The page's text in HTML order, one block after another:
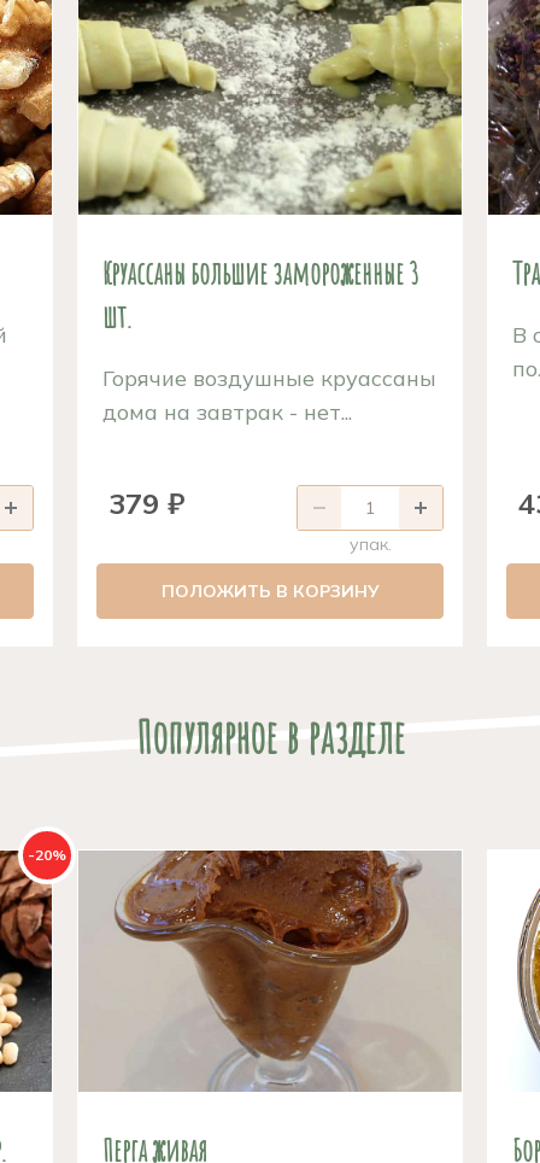
Круассаны большие замороженные 3
шт.
Горячие воздушные круассаны
дома на завтрак - нет...
379 ₽
упак.
ПОЛОЖИТЬ В КОРЗИНУ
В
Популярное в разделе
-20%
Перга живая